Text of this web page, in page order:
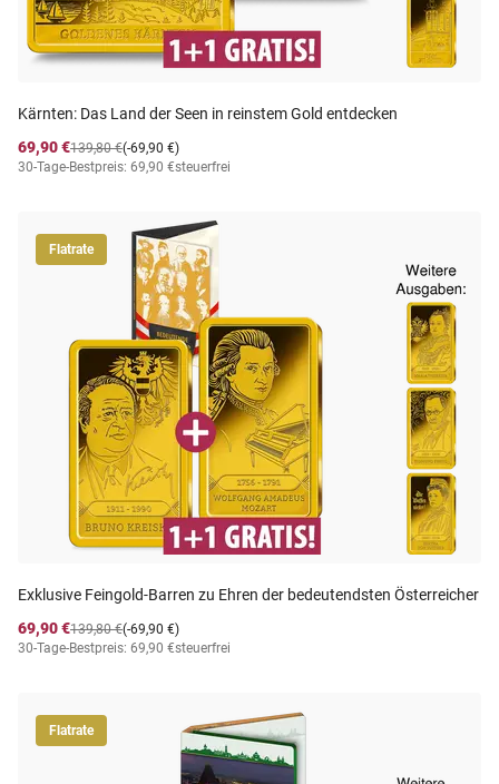
Kärnten: Das Land der Seen in reinstem Gold entdecken
69,90 €
(-69,90 €)
139,80 €
30-Tage-Bestpreis: 69,90 €steuerfrei
Flatrate
Exklusive Feingold-Barren zu Ehren der bedeutendsten Österreicher
69,90 €
(-69,90 €)
139,80 €
30-Tage-Bestpreis: 69,90 €steuerfrei
Flatrate